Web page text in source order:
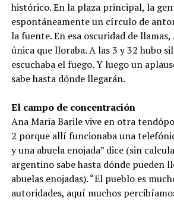
histórico. En la plaza principal, la
espontáneamente un círculo de
la fuente. En esa oscuridad de
única que lloraba. A las 3 y 32 hubo
escuchaba el fuego. Y luego un
sabe hasta dónde llegarán.
El campo de concentración
Ana Maria Barile vive en otra
2 porque allí funcionaba una
y una abuela enojada” dice (sin
argentino sabe hasta dónde pueden
abuelas enojadas). “El pueblo es
autoridades, aquí muchos